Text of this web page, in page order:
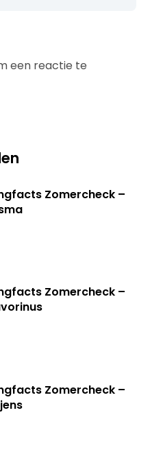
een reactie te
Zomercheck –
Zomercheck –
Zomercheck –